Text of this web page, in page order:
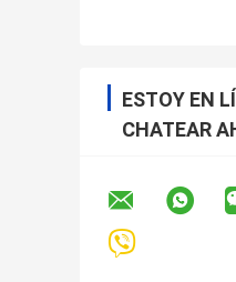
ESTOY EN
CHATEAR